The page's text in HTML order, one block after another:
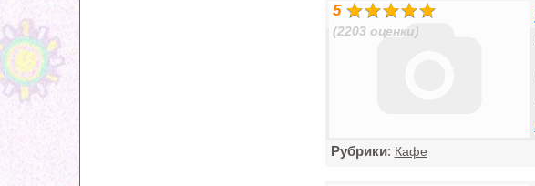
5
(2203 оценки)
Рубрики: Кафе